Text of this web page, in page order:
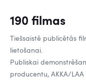
190 filmas
Tiešsaistē publicētās
lietošanai.
Publiskai
producentu, AKKA/